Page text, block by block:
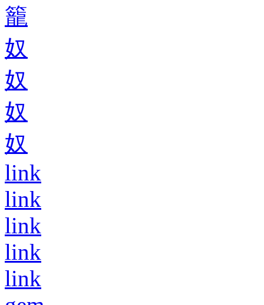
籠
奴
奴
奴
奴
link
link
link
link
link